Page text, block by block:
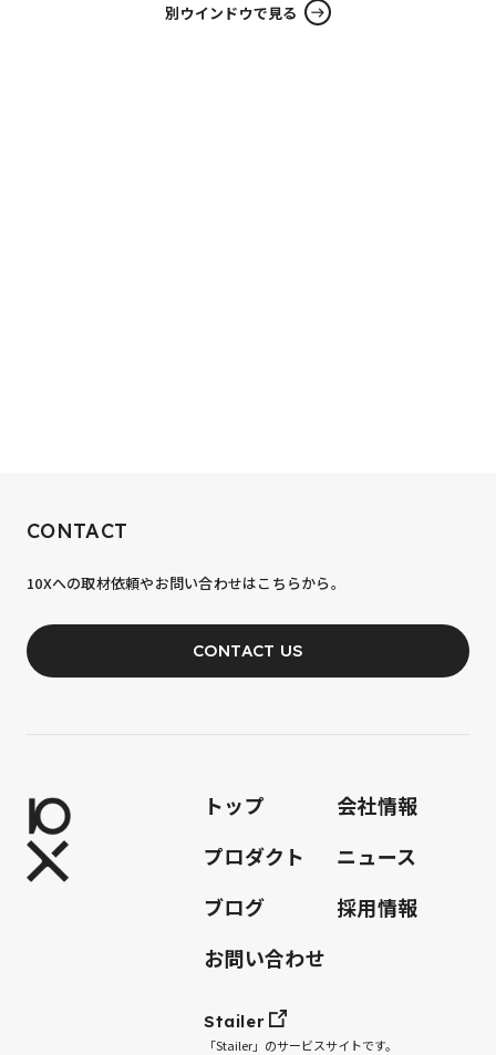
別ウインドウで見る
あなたの力が、必要です。
JOIN OUR TEAM
CONTACT
10Xへの取材依頼やお問い合わせはこちらから。
CONTACT US
トップ
会社情報
プロダクト
ニュース
ブログ
採用情報
お問い合わせ
Stailer
「Stailer」のサービスサイトです。